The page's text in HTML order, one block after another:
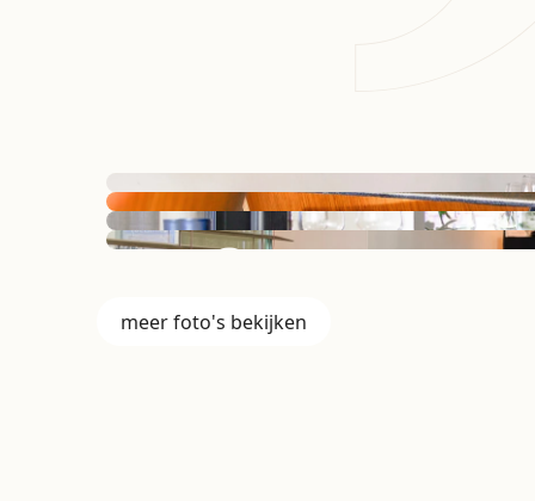
+3
meer foto's bekijken